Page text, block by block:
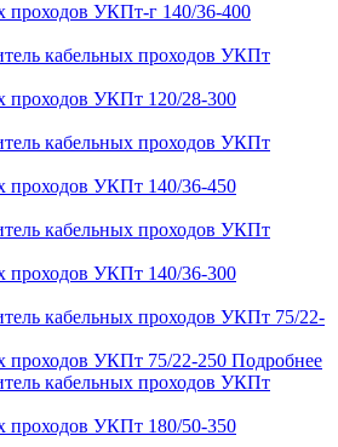
проходов УКПт-г 140/36-400
проходов УКПт 120/28-300
проходов УКПт 140/36-450
проходов УКПт 140/36-300
проходов УКПт 75/22-250 Подробнее
проходов УКПт 180/50-350